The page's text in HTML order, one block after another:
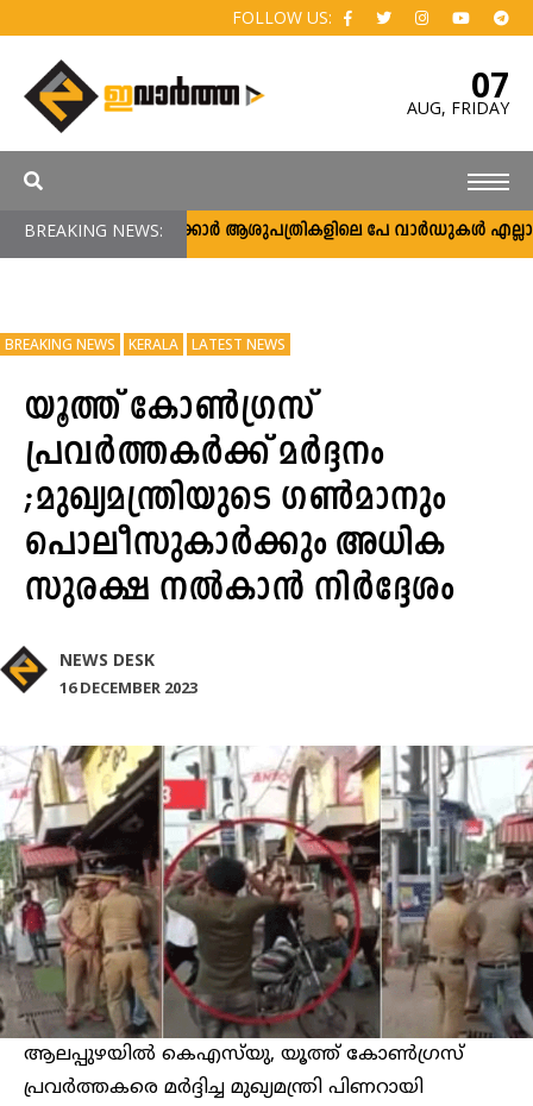
FOLLOW US:
07
AUG, FRIDAY
BREAKING NEWS:സർക്കാർ ആശുപത്രികളിലെ പേ വാർഡുകൾ
BREAKING NEWS KERALA LATEST NEWS
യൂത്ത് കോൺഗ്രസ്
പ്രവർത്തകർക്ക് മർദ്ദനം
;മുഖ്യമന്ത്രിയുടെ ഗൺമാനും
പൊലീസുകാർക്കും അധിക
സുരക്ഷ നൽകാൻ നിർദ്ദേശം
NEWS DESK
16 DECEMBER 2023
ആലപ്പുഴയിൽ കെഎസ്‌യു, യൂത്ത് കോൺഗ്രസ്
പ്രവർത്തകരെ മർദ്ദിച്ച മുഖ്യമന്ത്രി പിണറായി